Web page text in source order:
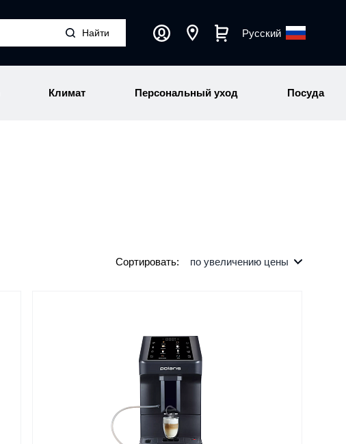
Русский
Климат Персональный уход Посуда
Сортировать: по увеличению цены